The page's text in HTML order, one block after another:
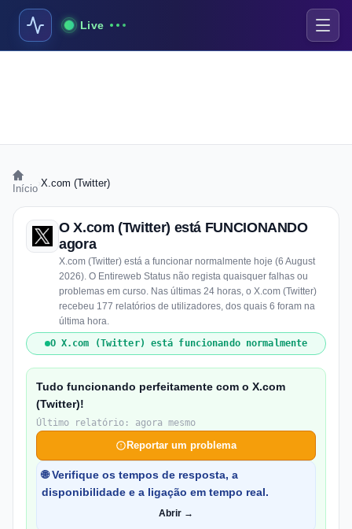
Live
Início X.com (Twitter)
O X.com (Twitter) está FUNCIONANDO
agora
X.com (Twitter) está a funcionar normalmente hoje (6 August
2026). O Entireweb Status não regista quaisquer falhas ou
problemas em curso. Nas últimas 24 horas, o X.com (Twitter)
recebeu 177 relatórios de utilizadores, dos quais 6 foram na
última hora.
O X.com (Twitter) está funcionando normalmente
Tudo funcionando perfeitamente com o X.com
(Twitter)!
Último relatório: agora mesmo
Reportar um problema
🌐 Verifique os tempos de resposta, a
disponibilidade e a ligação em tempo real.
Abrir →